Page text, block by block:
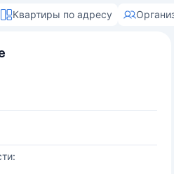
Квартиры по адресу